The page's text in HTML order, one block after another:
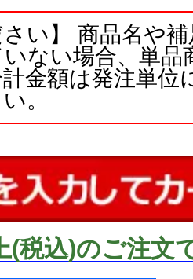
さい】 商品名や
いない場合、単
金額は発注単位
。
(税込)のご注文